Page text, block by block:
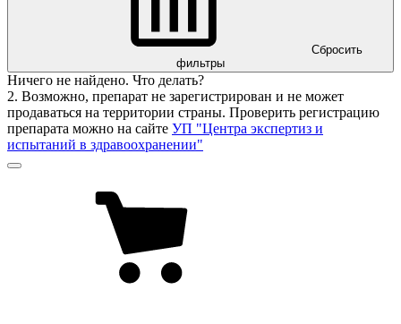
Сбросить
фильтры
Ничего не найдено. Что делать?
2. Возможно, препарат не зарегистрирован и не может
продаваться на территории страны. Проверить регистрацию
препарата можно на сайте УП "Центра экспертиз и
испытаний в здравоохранении"